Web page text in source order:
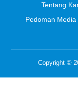
Tentang
Pedoman Media
Copyright ©